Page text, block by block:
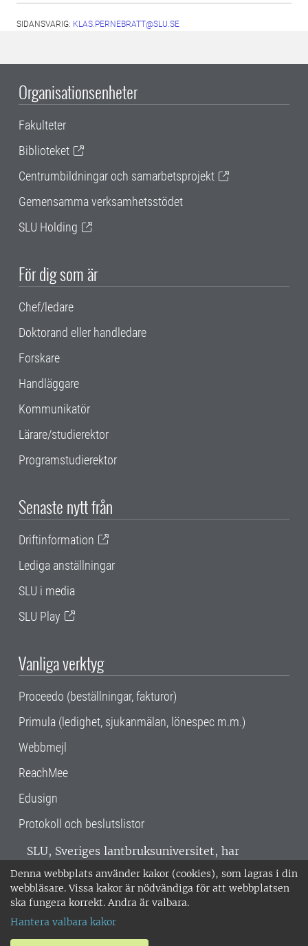
Denna webbplats använder kakor (cookies), som lagras i din
webbläsare. Vissa kakor är nödvändiga för att webbplatsen
ska fungera korrekt. Andra är valbara.
Hantera valbara kakor
SIDANSVARIG: KLAS.PERNEBRATT@SLU.SE
Organisationsenheter
Fakulteter
Biblioteket
Centrumbildningar och samarbetsprojekt
Gemensamma verksamhetsstödet
SLU Holding
För dig som är
Chef/ledare
Doktorand eller handledare
Forskare
Handläggare
Kommunikatör
Lärare/studierektor
Programstudierektor
Senaste nytt från
Driftinformation
Lediga anställningar
SLU i media
SLU Play
Vanliga verktyg
Proceedo (beställningar, fakturor)
Primula (ledighet, sjukanmälan, lönespec m.m.)
Webbmejl
ReachMee
Edusign
Protokoll och beslutslistor
SLU, Sveriges lantbruksuniversitet, har
verksamhet över hela Sverige. Huvudorter är
Alnarp, Uppsala och Umeå.SLU är
miljöcertifierat enligt ISO 14001. •
018-67 10 00 • Org nr: 202100-2817 •